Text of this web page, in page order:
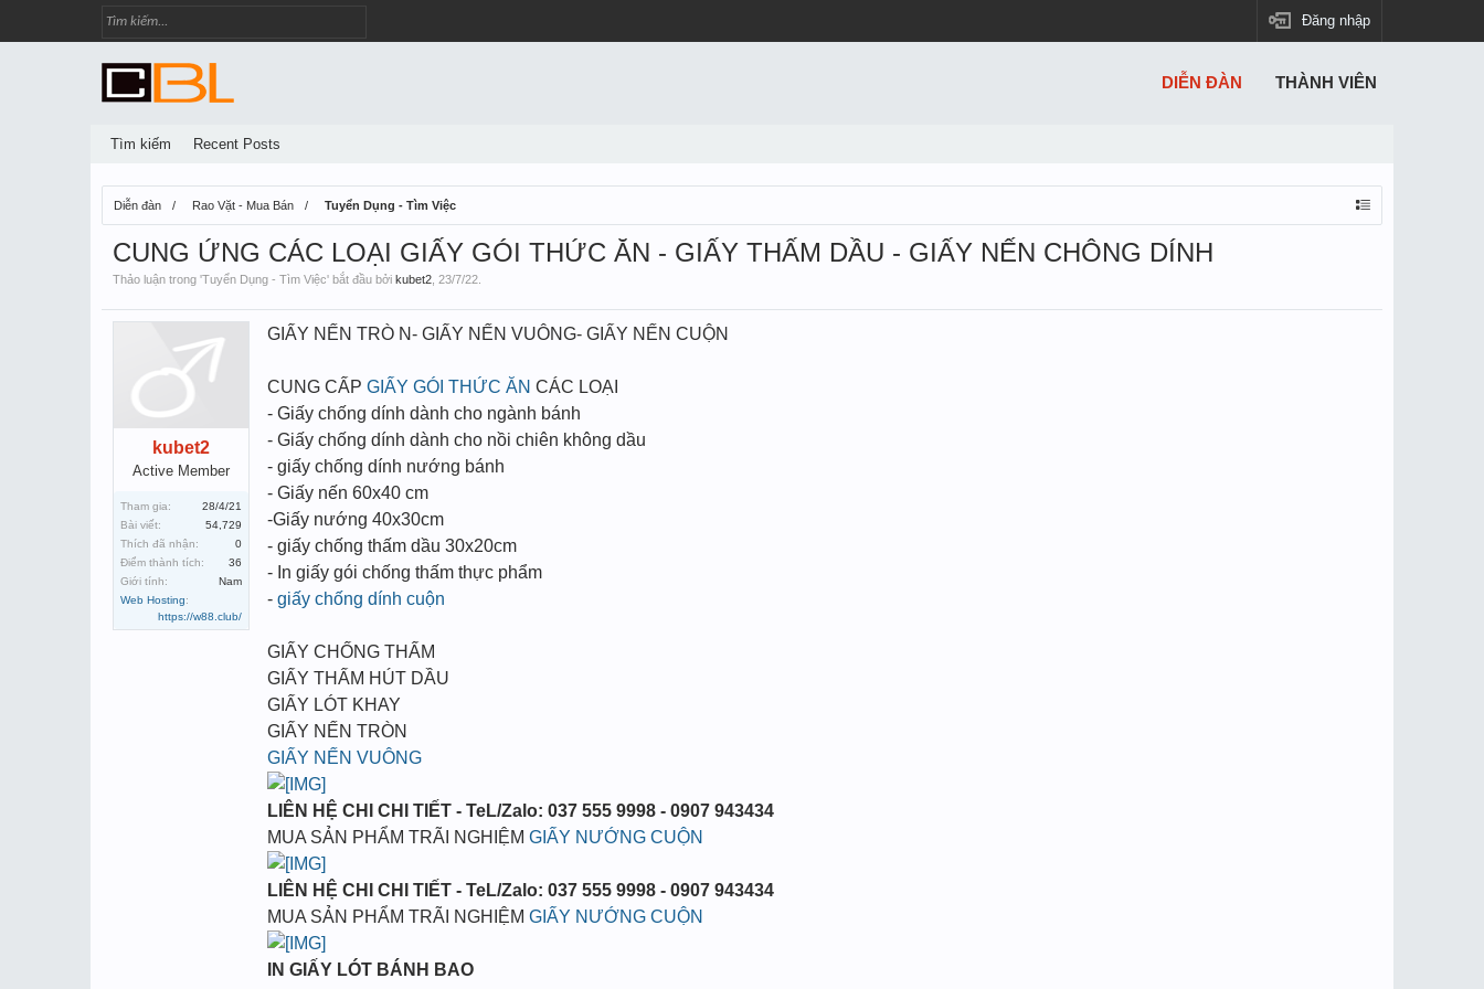
Đăng nhập
Diễn đàn Rao Vặt - Mua Bán Tuyển Dụng - Tìm Việc
CUNG ỨNG CÁC LOẠI GIẤY GÓI THỨC ĂN - GIẤY THẤM DẦU - GIẤY NẾN CHÔNG DÍNH
Thảo luận trong 'Tuyển Dụng - Tìm Việc' bắt đầu bởi kubet2 23/7/22
kubet2
Active Member
Tham gia:
28/4/21
Bài viết:
54,729
Thích đã nhận:
0
Điểm thành tích:
36
Giới tính:
Nam
Web Hosting:
https://w88.club/
GIẤY NẾN TRÒ N- GIẤY NẾN VUÔNG- GIẤY NẾN CUỘN
CUNG CẤP GIẤY GÓI THỨC ĂN CÁC LOẠI
- Giấy chống dính dành cho ngành bánh
- Giấy chống dính dành cho nồi chiên không dầu
- giấy chống dính nướng bánh
- Giấy nến 60x40 cm
-Giấy nướng 40x30cm
- giấy chống thấm dầu 30x20cm
- In giấy gói chống thấm thực phẩm
- giấy chống dính cuộn
GIẤY CHỐNG THẤM
GIẤY THẤM HÚT DẦU
GIẤY LÓT KHAY
GIẤY NẾN TRÒN
GIẤY NẾN VUÔNG
LIÊN HỆ CHI CHI TIẾT - TeL/Zalo: 037 555 9998 - 0907 943434
MUA SẢN PHẨM TRÃI NGHIỆM GIẤY NƯỚNG CUỘN
LIÊN HỆ CHI CHI TIẾT - TeL/Zalo: 037 555 9998 - 0907 943434
MUA SẢN PHẨM TRÃI NGHIỆM GIẤY NƯỚNG CUỘN
IN GIẤY LÓT BÁNH BAO
DIỄN ĐÀN
Tìm kiếm Recent Posts
THÀNH VIÊN